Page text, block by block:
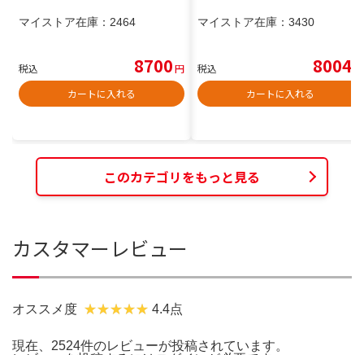
マイストア在庫： 2464
税込 8700円
カートに入れる
マイストア在庫： 3430
税込 8004
カートに入れる
このカテゴリをもっと見る
カスタマーレビュー
オススメ度 4.4点
現在、2524件のレビューが投稿されています。